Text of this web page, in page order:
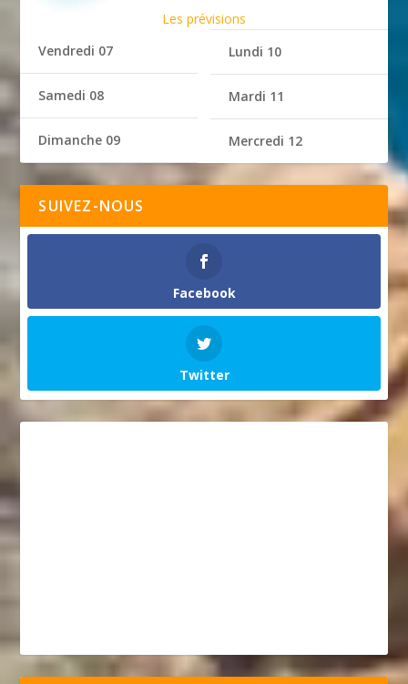
Les prévisions
Vendredi 07
Samedi 08
Dimanche 09
Lundi 10
Mardi 11
Mercredi 12
SUIVEZ-NOUS
Facebook
Twitter